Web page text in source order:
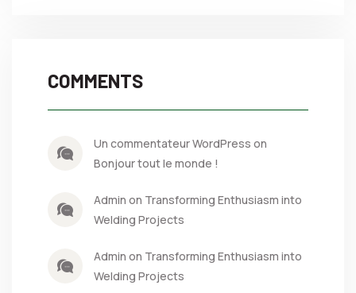
COMMENTS
Un commentateur WordPress on
Bonjour tout le monde !
Admin on Transforming Enthusiasm into
Welding Projects
Admin on Transforming Enthusiasm into
Welding Projects